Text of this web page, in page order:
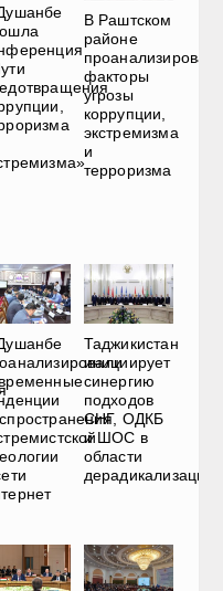
В Раштском
районе
факторы
угрозы
коррупции,
экстремизма
и
терроризма
Таджикистан
инициирует
синергию
подходов
СНГ, ОДКБ
и ШОС в
области
дерадикализации